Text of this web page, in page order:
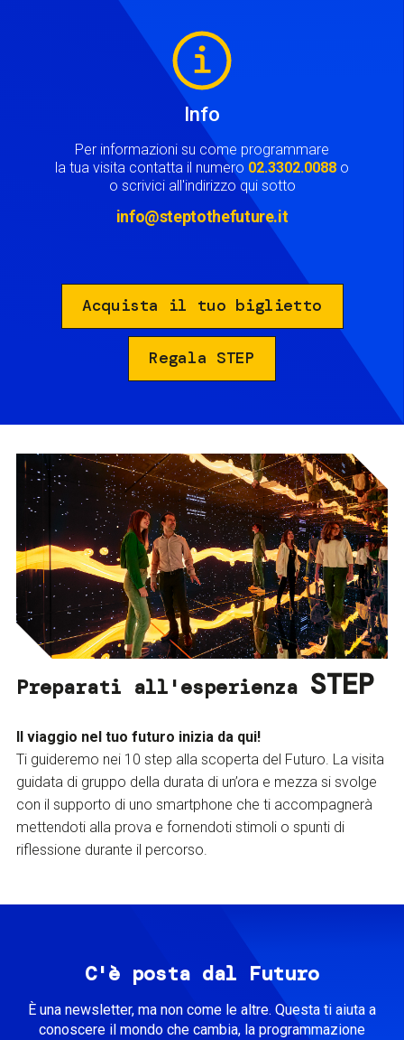
Info
Per informazioni su come programmare
la tua visita contatta il numero 02.3302.0088 o
o scrivici all'indirizzo qui sotto
info@steptothefuture.it
Acquista il tuo biglietto
Regala STEP
Preparati all'esperienza STEP
Il viaggio nel tuo futuro inizia da qui!
Ti guideremo nei 10 step alla scoperta del Futuro. La visita
guidata di gruppo della durata di un’ora e mezza si svolge
con il supporto di uno smartphone che ti accompagnerà
mettendoti alla prova e fornendoti stimoli o spunti di
riflessione durante il percorso.
C'è posta dal Futuro
È una newsletter, ma non come le altre. Questa ti aiuta a
conoscere il mondo che cambia, la programmazione